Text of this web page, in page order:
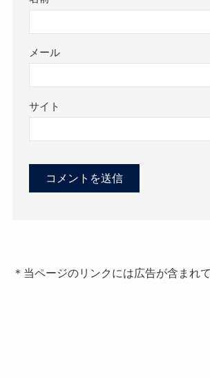
メール
サイト
＊当ページのリンクには広告が含まれ